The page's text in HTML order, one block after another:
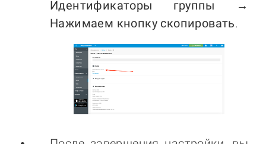
Идентификаторы группы →
Нажимаем кнопку скопировать.